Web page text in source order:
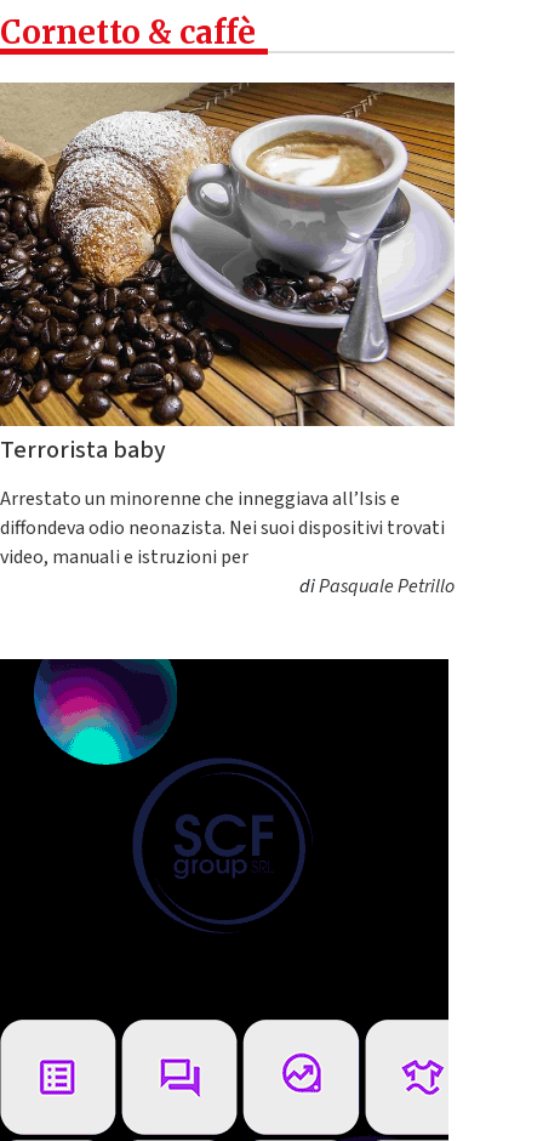
Cornetto & caffè
Terrorista baby
Arrestato un minorenne che inneggiava all’Isis e
diffondeva odio neonazista. Nei suoi dispositivi trovati
video, manuali e istruzioni per
diPasquale Petrillo